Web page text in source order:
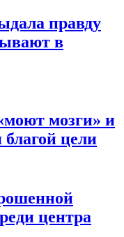
правду
в
мозги» и
цели
центра